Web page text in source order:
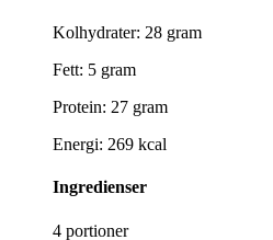
Kolhydrater: 28 gram
Fett: 5 gram
Protein: 27 gram
Energi: 269 kcal
Ingredienser
4 portioner